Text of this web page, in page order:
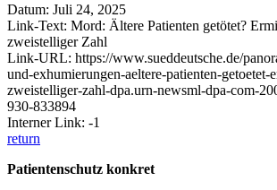
Datum: Juli 24, 2025
Link-Text: Mord: Ältere Patienten getötet?
zweistelliger Zahl
Link-URL: https://www.sueddeutsche.de/
und-exhumierungen-aeltere-patienten-getoetet-
zweistelliger-zahl-dpa.urn-newsml-dpa-com-
930-833894
Interner Link: -1
return
Patientenschutz konkret